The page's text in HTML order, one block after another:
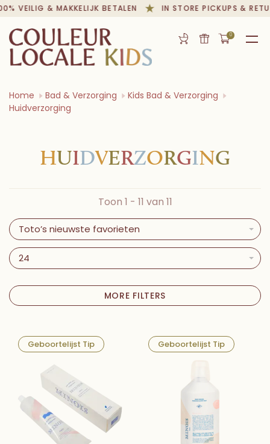
VEILIG & MAKKELIJK BETALEN IN STORE PICKUPS &
0
Home Bad & Verzorging
Kids Bad & Verzorging
Huidverzorging
HUIDVERZORGING
Toon 1 - 11 van 11
Toto’s nieuwste favorieten
24
MORE FILTERS
Geboortelijst Tip Geboortelijst Tip